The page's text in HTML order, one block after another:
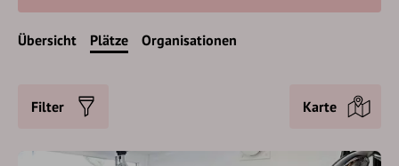
Übersicht Plätze Organisationen
Filter Karte